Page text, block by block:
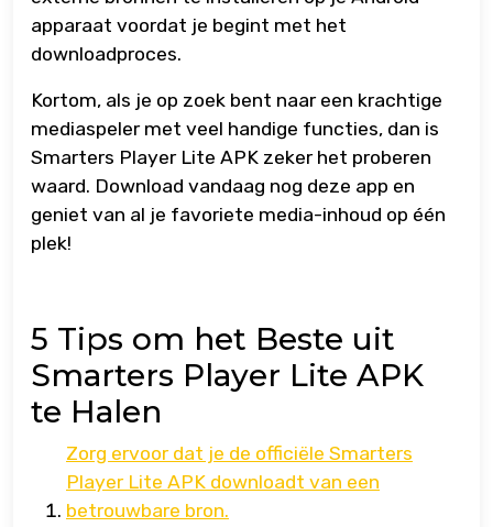
apparaat voordat je begint met het
downloadproces.
Kortom, als je op zoek bent naar een krachtige
mediaspeler met veel handige functies, dan is
Smarters Player Lite APK zeker het proberen
waard. Download vandaag nog deze app en
geniet van al je favoriete media-inhoud op één
plek!
5 Tips om het Beste uit
Smarters Player Lite APK
te Halen
Zorg ervoor dat je de officiële Smarters
Player Lite APK downloadt van een
betrouwbare bron.